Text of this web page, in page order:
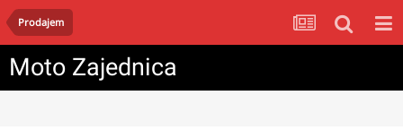
Prodajem
Moto Zajednica